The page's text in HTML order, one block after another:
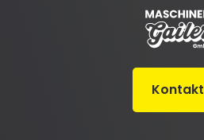
Kontakt